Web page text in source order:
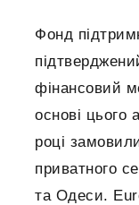
Фонд
фінансовий
основі цього
році
приватного
та Одеси.